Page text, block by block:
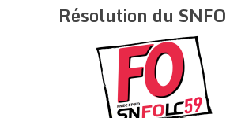
Résolution du